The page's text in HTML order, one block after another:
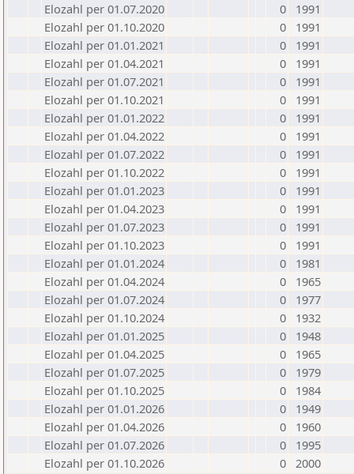
Elozahl per 01.07.2020
0
1991
Elozahl per 01.10.2020
0
1991
Elozahl per 01.01.2021
0
1991
Elozahl per 01.04.2021
0
1991
Elozahl per 01.07.2021
0
1991
Elozahl per 01.10.2021
0
1991
Elozahl per 01.01.2022
0
1991
Elozahl per 01.04.2022
0
1991
Elozahl per 01.07.2022
0
1991
Elozahl per 01.10.2022
0
1991
Elozahl per 01.01.2023
0
1991
Elozahl per 01.04.2023
0
1991
Elozahl per 01.07.2023
0
1991
Elozahl per 01.10.2023
0
1991
Elozahl per 01.01.2024
0
1981
Elozahl per 01.04.2024
0
1965
Elozahl per 01.07.2024
0
1977
Elozahl per 01.10.2024
0
1932
Elozahl per 01.01.2025
0
1948
Elozahl per 01.04.2025
0
1965
Elozahl per 01.07.2025
0
1979
Elozahl per 01.10.2025
0
1984
Elozahl per 01.01.2026
0
1949
Elozahl per 01.04.2026
0
1960
Elozahl per 01.07.2026
0
1995
Elozahl per 01.10.2026
0 2000